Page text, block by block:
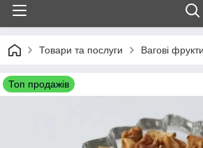
Товари та послуги Вагові
Топ продажів